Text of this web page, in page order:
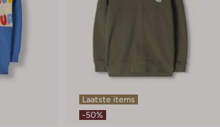
Laatste items
-50%